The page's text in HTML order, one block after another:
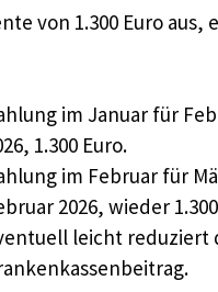
von 1.300 Euro aus,
im Januar für
1.300 Euro.
im Februar für
2026, wieder
leicht reduziert